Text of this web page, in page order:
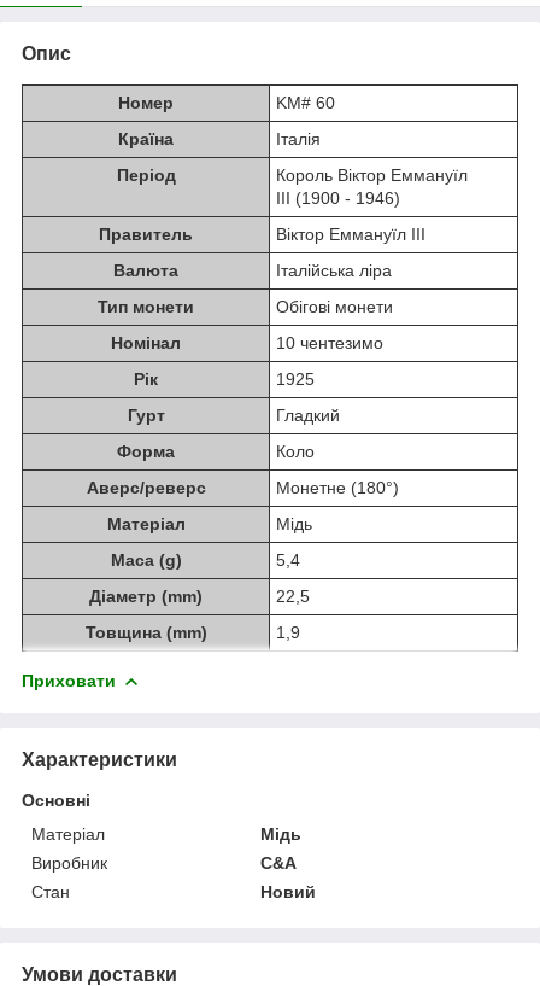
Опис
Номер
KM# 60
Країна
Італія
Період
Король Віктор Еммануїл
III (1900 - 1946)
Правитель
Віктор Еммануїл III
Валюта
Італійська ліра
Тип монети
Обігові монети
Номінал
10 чентезимо
Рік
1925
Гурт
Гладкий
Форма
Коло
Аверс/реверс
Монетне (180°)
Матеріал
Мідь
Маса (g)
5,4
Діаметр (mm)
22,5
Товщина (mm)
1,9
Приховати
Характеристики
Основні
Матеріал
Мідь
Виробник
C&A
Стан
Новий
Умови доставки